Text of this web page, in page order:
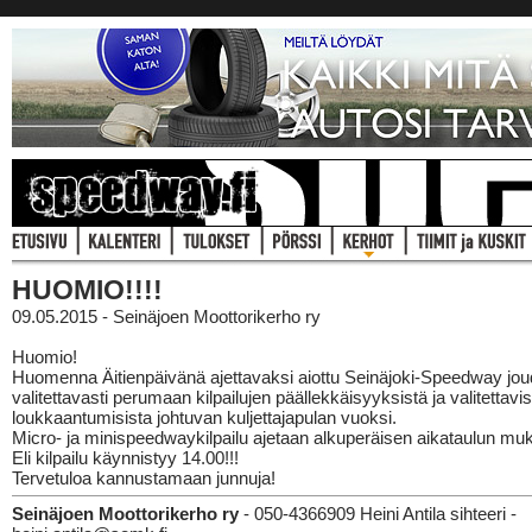
HUOMIO!!!!
09.05.2015 - Seinäjoen Moottorikerho ry
Huomio!
Huomenna Äitienpäivänä ajettavaksi aiottu Seinäjoki-Speedway
valitettavasti perumaan kilpailujen päällekkäisyyksistä ja
loukkaantumisista johtuvan kuljettajapulan vuoksi.
Micro- ja minispeedwaykilpailu ajetaan alkuperäisen aikataulun
Eli kilpailu käynnistyy 14.00!!!
Tervetuloa kannustamaan junnuja!
Seinäjoen Moottorikerho ry - 050-4366909 Heini Antila sihteeri -